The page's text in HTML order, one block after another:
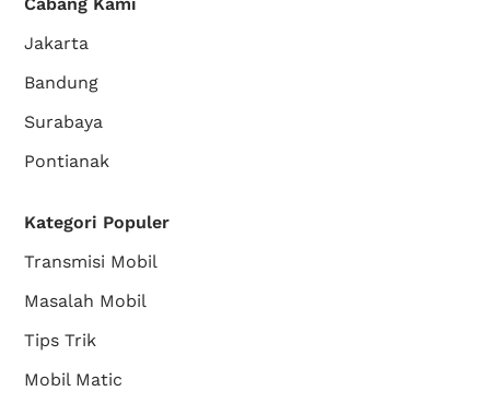
Cabang Kami
Jakarta
Bandung
Surabaya
Pontianak
Kategori Populer
Transmisi Mobil
Masalah Mobil
Tips Trik
Mobil Matic